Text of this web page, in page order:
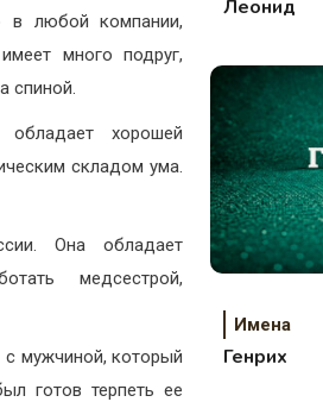
в любой компании,
много подруг,
спиной.
хорошей
складом ума.
Она обладает
медсестрой,
мужчиной, который
готов терпеть ее
Леонид
Имена
Генрих